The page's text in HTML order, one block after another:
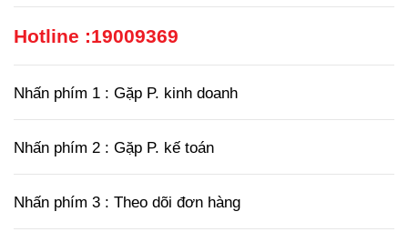
Hotline :19009369
Nhấn phím 1 : Gặp P. kinh doanh
Nhấn phím 2 : Gặp P. kế toán
Nhấn phím 3 : Theo dõi đơn hàng